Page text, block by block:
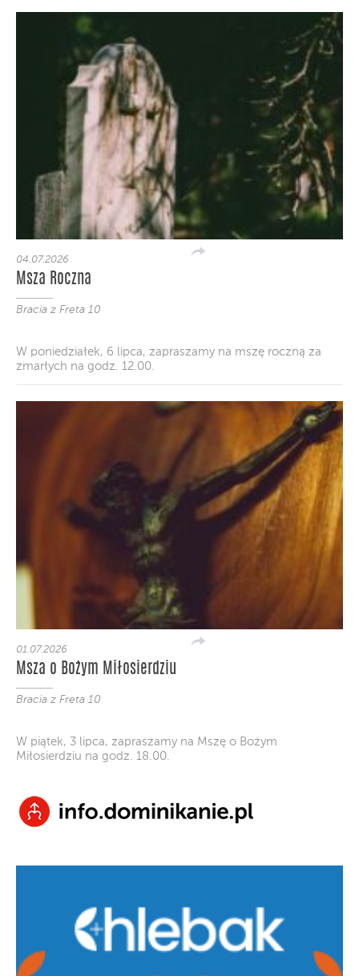
04.07.2026
Msza Roczna
Bracia z Freta 10
W poniedziałek, 6 lipca, zapraszamy na mszę roczną za
zmarłych na godz. 12.00.
01.07.2026
Msza o Bożym Miłosierdziu
Bracia z Freta 10
W piątek, 3 lipca, zapraszamy na Mszę o Bożym
Miłosierdziu na godz. 18.00.